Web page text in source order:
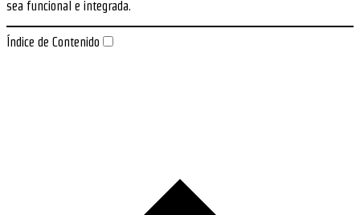
sea funcional e integrada.
Índice de Contenido